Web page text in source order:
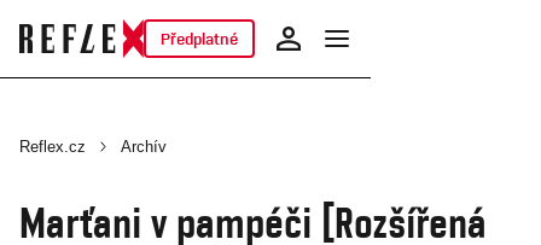
Předplatné
Reflex.cz Archív
Marťani v pampéči [Rozšířená